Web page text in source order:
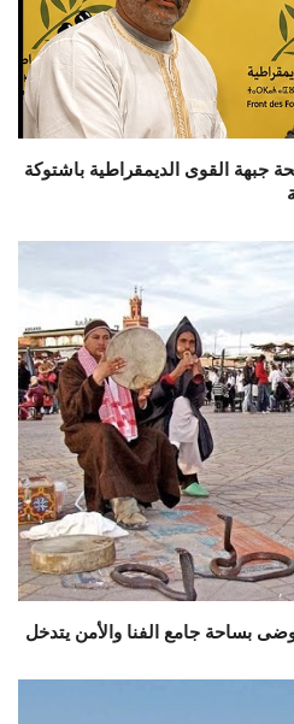
جبهة القوى الديمقراطية باشتوكة
بساحة جامع الفنا والأمن يتدخل